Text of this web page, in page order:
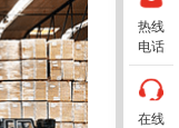
热线
电话
在线